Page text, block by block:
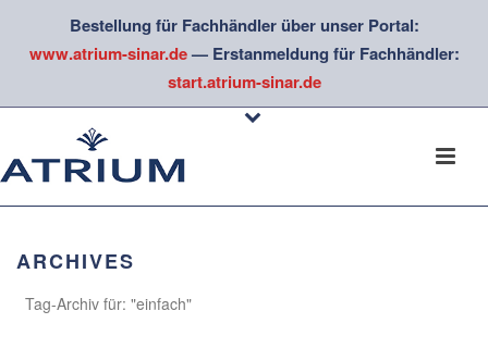
Bestellung für Fachhändler über unser Portal:
www.atrium-sinar.de— Erstanmeldung für Fachhändler:
start.atrium-sinar.de
ARCHIVES
Tag-Archiv für: "einfach"